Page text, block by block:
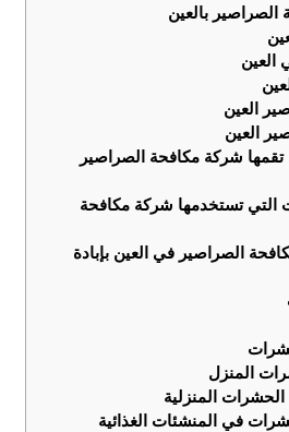
بالعين
العين
العين
العين
تقمها شركة مكافحة الصراصير
التي تستخدمها شركة مكافحة
الصراصير في العين بإبادة
المنزل
المنزلية
في المنشئات الغذائية